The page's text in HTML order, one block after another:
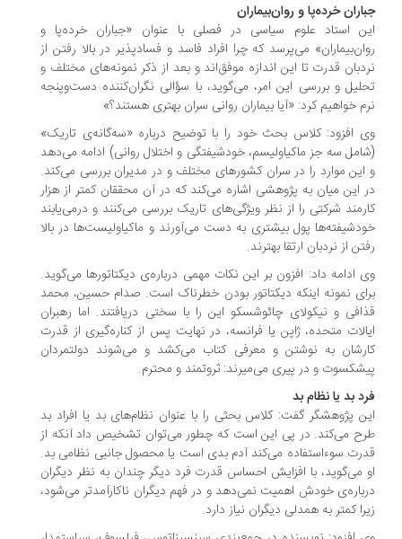
خرده‌پا و روان‌بیماران
استاد علوم سیاسی در فصلی با عنوان «جباران خرده‌پا و
می‌پرسد که چرا افراد فاسد و فسادپذیر در بالا رفتن از
قدرت تا این اندازه موفق‌اند و بعد از ذکر نمونه‌های مختلف و
و بررسی این امر، می‌گوید، با سؤالی نگران‌کننده دست‌وپنجه
خواهیم کرد: «آیا بیماران روانی سران بهتری هستند؟»
افزود: کلاس بحث خود را با توضیح درباره‌ «سه‌گانه‌ی تاریک»
سه جز ماکیاولیسم، خودشیفتگی و اختلال روانی) ادامه می‌دهد
موارد را در سران کشورهای مختلف و در مدیران بررسی می‌کند.
این میان به پژوهشی اشاره می‌کند که در آن محققان کمتر از هزار
شرکتی را از نظر ویژگی‌های تاریک بررسی می‌کنند و درمی‌یابند
پول بیشتری به دست می‌آورند و ماکیاولیست‌ها در بالا
از نردبان ارتقا بهترند.
ادامه داد: افزون بر این نکات مهمی درباره‌ی دیکتاتورها می‌گوید.
نمونه اینکه دیکتاتور بودن خطرناک است. صدام حسین، محمد
و نیکولای چائوشسکو این را با سختی دریافتند. اما رهبران
متحده، ژاپن یا فرانسه، در نهایت پس از کناره‌گیری از قدرت
به نوشتن و معرفی کتاب می‌کشد و می‌شوند دولتمردان
و در پیری می‌میرند: ثروتمند و محترم.
بد یا نظام بد
پژوهشگر گفت: کلاس بحثی را با عنوان نظام‌های بد یا افراد بد
می‌کند. در پی این است که چطور می‌توان تشخیص داد آنکه از
سوءاستفاده می‌کند آدم بدی است یا محصول جانبی نظامی بد.
می‌گوید، با افزایش احساس قدرت فرد دیگر چندان به نظر دیگران
خودش اهمیت نمی‌دهد و در فهم دیگران ناکارآمدتر می‌شود،
کمتر به همدلی دیگران نیاز دارد.